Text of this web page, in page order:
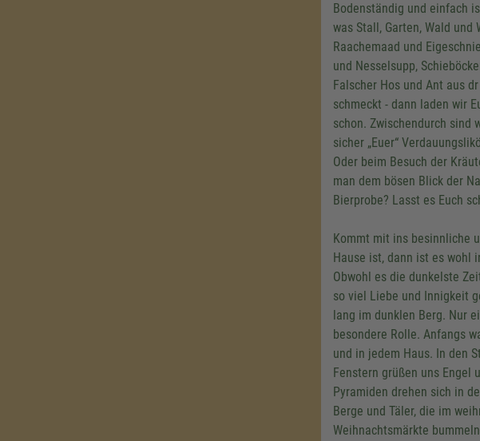
Bodenständig und einfach
was Stall, Garten, Wald und
Raachemaad und
und Nesselsupp,
Falscher Hos und Ant aus
schmeckt - dann laden wir
schon. Zwischendurch sind
sicher „Euer“
Oder beim Besuch der
man dem bösen Blick der
Bierprobe? Lasst es Euch
Kommt mit ins besinnliche
Hause ist, dann ist es wohl
Obwohl es die dunkelste
so viel Liebe und Innigkeit
lang im dunklen Berg. Nur
besondere Rolle. Anfangs
und in jedem Haus. In den
Fenstern grüßen uns Engel
Pyramiden drehen sich in
Berge und Täler, die im
Weihnachtsmärkte